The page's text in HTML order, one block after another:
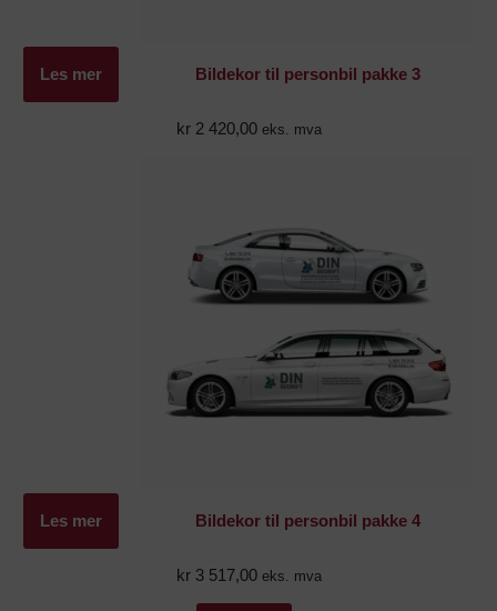
Les mer Bildekor til personbil pakke 3
kr2 420,00 eks. mva
Les mer Bildekor til personbil pakke 4
kr3 517,00 eks. mva